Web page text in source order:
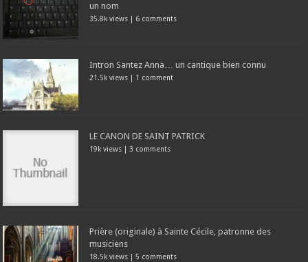
un nom
35.8k views | 6 comments
Intron Santez Anna… un cantique bien connu
21.5k views | 1 comment
LE CANON DE SAINT PATRICK
19k views | 3 comments
Prière (originale) à Sainte Cécile, patronne des
musiciens
18.5k views |5 comments